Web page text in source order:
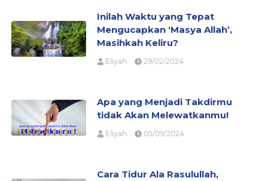
Inilah Waktu yang Tepat
Mengucapkan ‘Masya Allah’,
Masihkah Keliru?
Eliyah 29/02/2024
Apa yang Menjadi Takdirmu
tidak Akan Melewatkanmu!
Eliyah 05/09/2024
Cara Tidur Ala Rasulullah,